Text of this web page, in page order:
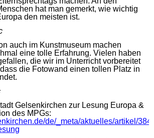
hat man gemerkt, wie wichtig
den meisten ist.
auch im Kunstmuseum machen
eine tolle Erfahrung. Vielen haben
die wir im Unterricht vorbereitet
die Fotowand einen tollen Platz in
Gelsenkirchen zur Lesung Europa &
des MPGs:
de/_meta/aktuelles/artikel/